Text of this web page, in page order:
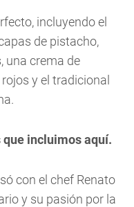
incluyendo el
de pistacho,
una crema de
y el tradicional
incluimos aquí.
con el chef Renato
y su pasión por la